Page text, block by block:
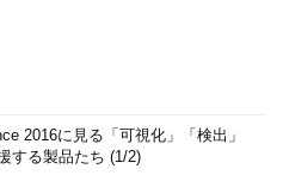
2016に見る「可視化」「検出」
する製品たち (1/2)